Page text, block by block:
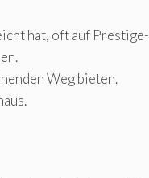
hat, oft auf
Weg bieten.